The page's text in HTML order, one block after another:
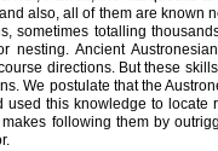
also, all of them are known
sometimes totalling
nesting. Ancient
directions. But these
We postulate that the
used this knowledge to
following them by